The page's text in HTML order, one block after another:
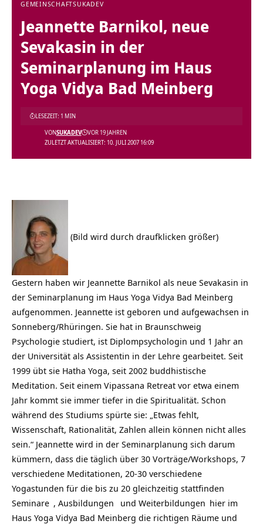
GEMEINSCHAFTSUKADEV
Jeannette Barnikol, neue
Sevakasin in der
Seminarplanung im Haus
Yoga Vidya Bad Meinberg
ZULETZT AKTUALISIERT: 10. JULI 2007 16:09
VONSUKADEV VOR 19 JAHREN
LESEZEIT: 1 MIN
(Bild wird durch draufklicken größer)
Gestern haben wir Jeannette Barnikol als neue Sevakasin in
der Seminarplanung im Haus Yoga Vidya Bad Meinberg
aufgenommen. Jeannette ist geboren und aufgewachsen in
Sonneberg/Rhüringen. Sie hat in Braunschweig
Psychologie studiert, ist Diplompsychologin und 1 Jahr an
der Universität als Assistentin in der Lehre gearbeitet. Seit
1999 übt sie Hatha Yoga, seit 2002 buddhistische
Meditation. Seit einem Vipassana Retreat vor etwa einem
Jahr kommt sie immer tiefer in die Spiritualität. Schon
während des Studiums spürte sie: „Etwas fehlt,
Wissenschaft, Rationalität, Zahlen allein können nicht alles
sein.“ Jeannette wird in der Seminarplanung sich darum
kümmern, dass die täglich über 30 Vorträge/Workshops, 7
verschiedene Meditationen, 20-30 verschiedene
Yogastunden für die bis zu 20 gleichzeitig stattfinden
Seminare , Ausbildungen und Weiterbildungen hier im
Haus Yoga Vidya Bad Meinberg die richtigen Räume und